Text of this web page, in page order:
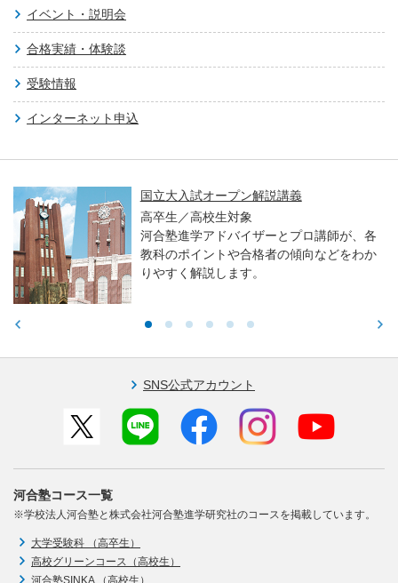
イベント・説明会
合格実績・体験談
受験情報
インターネット申込
親子で学ぶ！大学入試セミナー ～東大・京
大・医学科編～
高校生／中学生／保護者対象
東大・京大・医学部医学科入試で求められ
る力や学習アドバイスをお伝えします。
SNS公式アカウント
河合塾コース一覧
※学校法人河合塾と株式会社河合塾進学研究社のコースを掲載しています。
大学受験科 （高卒生）
高校グリーンコース（高校生）